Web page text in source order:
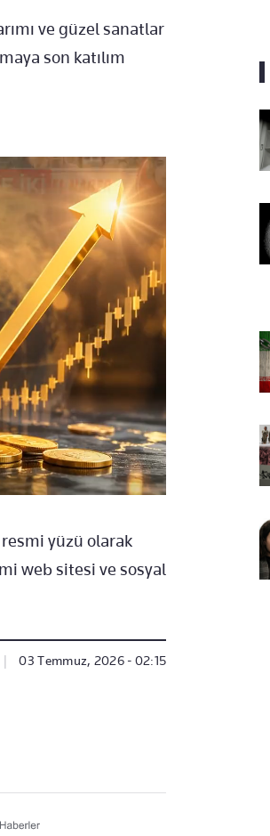
ve güzel sanatlar
son katılım
yüzü olarak
web sitesi ve sosyal
03 Temmuz, 2026 - 02:15